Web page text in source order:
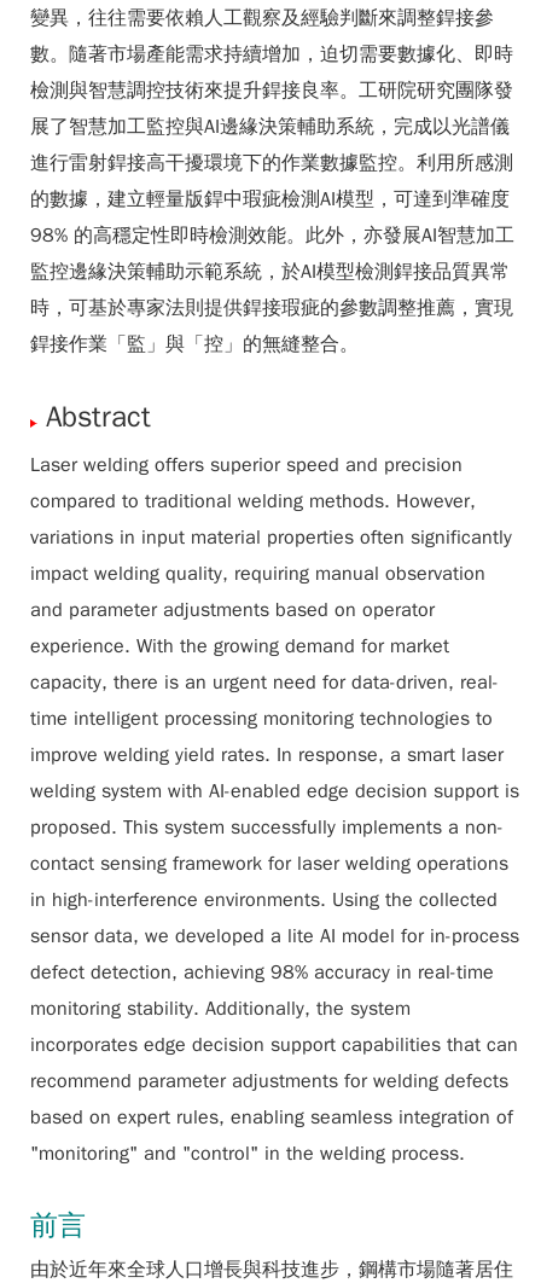
變異，往往需要依賴人工觀察及經驗判斷來調整銲接參
數。隨著市場產能需求持續增加，迫切需要數據化、即時
檢測與智慧調控技術來提升銲接良率。工研院研究團隊發
展了智慧加工監控與AI邊緣決策輔助系統，完成以光譜儀
進行雷射銲接高干擾環境下的作業數據監控。利用所感測
的數據，建立輕量版銲中瑕疵檢測AI模型，可達到準確度
98% 的高穩定性即時檢測效能。此外，亦發展AI智慧加工
監控邊緣決策輔助示範系統，於AI模型檢測銲接品質異常
時，可基於專家法則提供銲接瑕疵的參數調整推薦，實現
銲接作業「監」與「控」的無縫整合。
Abstract
Laser welding offers superior speed and precision
compared to traditional welding methods. However,
variations in input material properties often significantly
impact welding quality, requiring manual observation
and parameter adjustments based on operator
experience. With the growing demand for market
capacity, there is an urgent need for data-driven, real-
time intelligent processing monitoring technologies to
improve welding yield rates. In response, a smart laser
welding system with AI-enabled edge decision support is
proposed. This system successfully implements a non-
contact sensing framework for laser welding operations
in high-interference environments. Using the collected
sensor data, we developed a lite AI model for in-process
defect detection, achieving 98% accuracy in real-time
monitoring stability. Additionally, the system
incorporates edge decision support capabilities that can
recommend parameter adjustments for welding defects
based on expert rules, enabling seamless integration of
"monitoring" and "control" in the welding process.
前言
由於近年來全球人口增長與科技進步，鋼構市場隨著居住